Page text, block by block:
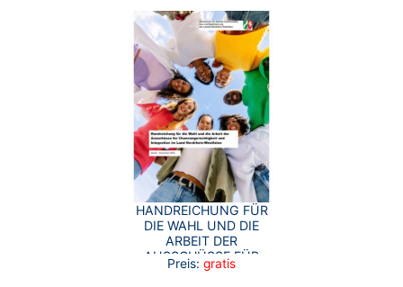
HANDREICHUNG FÜR
DIE WAHL UND DIE
ARBEIT DER
AUSSCHÜSSE FÜR
CHANCENGERECHTIGKEIT
Preis: gratis